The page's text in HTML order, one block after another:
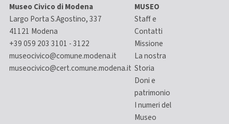
Museo Civico di Modena
Largo Porta S.Agostino, 337
41121 Modena
+39 059 203 3101 - 3122
museocivico@comune.modena.it
museocivico@cert.comune.modena.it
MUSEO
Staff e
Contatti
Missione
La nostra
Storia
Doni e
patrimonio
I numeri del
Museo